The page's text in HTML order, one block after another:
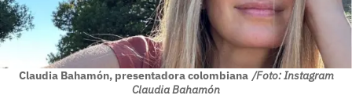
Claudia Bahamón, presentadora colombiana /Foto: Instagram
Claudia Bahamón